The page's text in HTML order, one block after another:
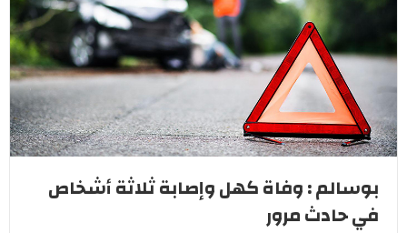
بوسالم : وفاة كهل وإصابة ثلاثة أشخاص
في حادث مرور